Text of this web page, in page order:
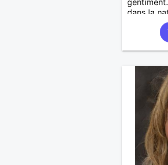
dans la
sur la vie
bois
je fume
Je
pour
vie mais
faire
marre je